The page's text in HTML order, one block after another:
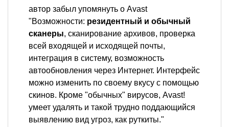
автор забыл упомянуть о Avast
"Возможности: резидентный и обычный
сканеры, сканирование архивов, проверка
всей входящей и исходящей почты,
интеграция в систему, возможность
автообновления через Интернет. Интерфейс
можно изменить по своему вкусу с помощью
скинов. Кроме "обычных" вирусов, Avast!
умеет удалять и такой трудно поддающийся
выявлению вид угроз, как руткиты."